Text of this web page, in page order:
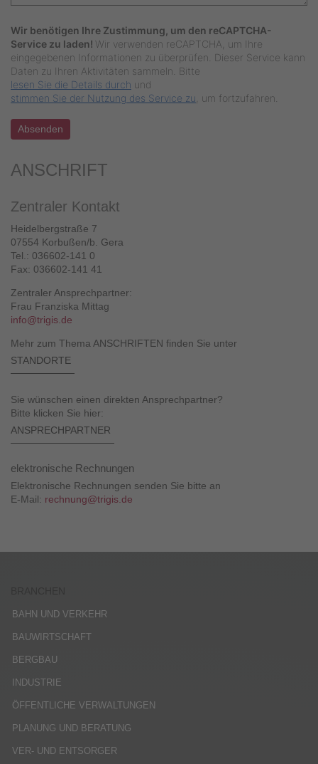
Wir benötigen Ihre Zustimmung, um den reCAPTCHA-
Service zu laden! Wir verwenden reCAPTCHA, um Ihre
eingegebenen Informationen zu überprüfen. Dieser Service kann
Daten zu Ihren Aktivitäten sammeln. Bitte
lesen Sie die Details durch und
stimmen Sie der Nutzung des Service zu , um fortzufahren.
Absenden
ANSCHRIFT
Zentraler Kontakt
Heidelbergstraße 7
07554 Korbußen/b. Gera
Tel.: 036602-141 0
Fax: 036602-141 41
Zentraler Ansprechpartner:
Frau Franziska Mittag
info@trigis.de
Mehr zum Thema ANSCHRIFTEN finden Sie unter
STANDORTE
Sie wünschen einen direkten Ansprechpartner?
Bitte klicken Sie hier:
ANSPRECHPARTNER
elektronische Rechnungen
Elektronische Rechnungen senden Sie bitte an
E-Mail: rechnung@trigis.de
BAHN UND VERKEHR
BAUWIRTSCHAFT
BERGBAU
INDUSTRIE
ÖFFENTLICHE VERWALTUNGEN
PLANUNG UND BERATUNG
VER- UND ENTSORGER